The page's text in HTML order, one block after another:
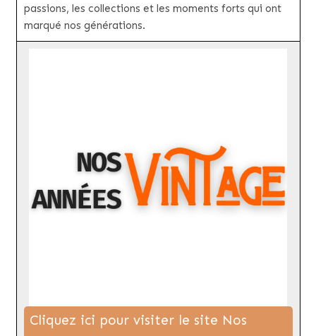
passions, les collections et les moments forts qui ont
marqué nos générations.
Cliquez ici pour visiter le site Nos